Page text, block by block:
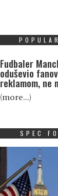
Fudbaler
oduševio
reklamom, ne
(more…)
SPEC